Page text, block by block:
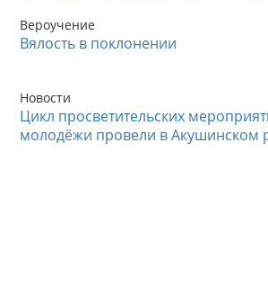
Вероучение
Вялость в поклонении
Новости
Цикл просветительских
молодёжи провели в Акушинском